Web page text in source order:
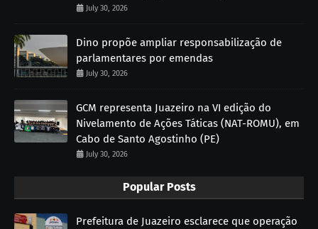
July 30, 2026
Dino propõe ampliar responsabilização de
parlamentares por emendas
July 30, 2026
GCM representa Juazeiro na VI edição do
Nivelamento de Ações Táticas (NAT-ROMU), em
Cabo de Santo Agostinho (PE)
July 30, 2026
Popular Posts
Prefeitura de Juazeiro esclarece que operação